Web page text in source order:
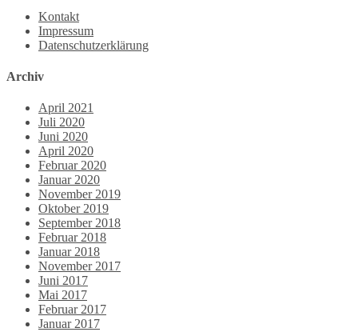
Kontakt
Impressum
Datenschutzerklärung
Archiv
April 2021
Juli 2020
Juni 2020
April 2020
Februar 2020
Januar 2020
November 2019
Oktober 2019
September 2018
Februar 2018
Januar 2018
November 2017
Juni 2017
Mai 2017
Februar 2017
Januar 2017